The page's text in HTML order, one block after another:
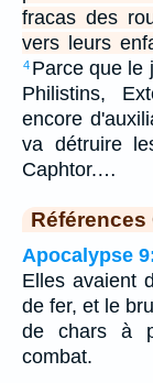
fracas des
vers leurs
4 Parce que le
Philistins,
encore
va détruire
Caphtor.…
Références
Apocalypse
Elles avaient
de fer, et le
de chars à
combat.